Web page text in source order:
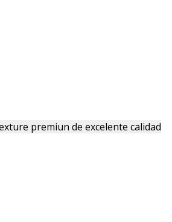
premiun de excelente calidad